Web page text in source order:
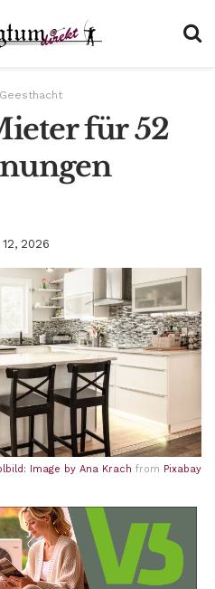
Geesthacht
für 52
12, 2026
Image by Ana Krach from Pixabay